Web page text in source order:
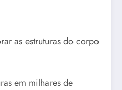
as estruturas do corpo
em milhares de